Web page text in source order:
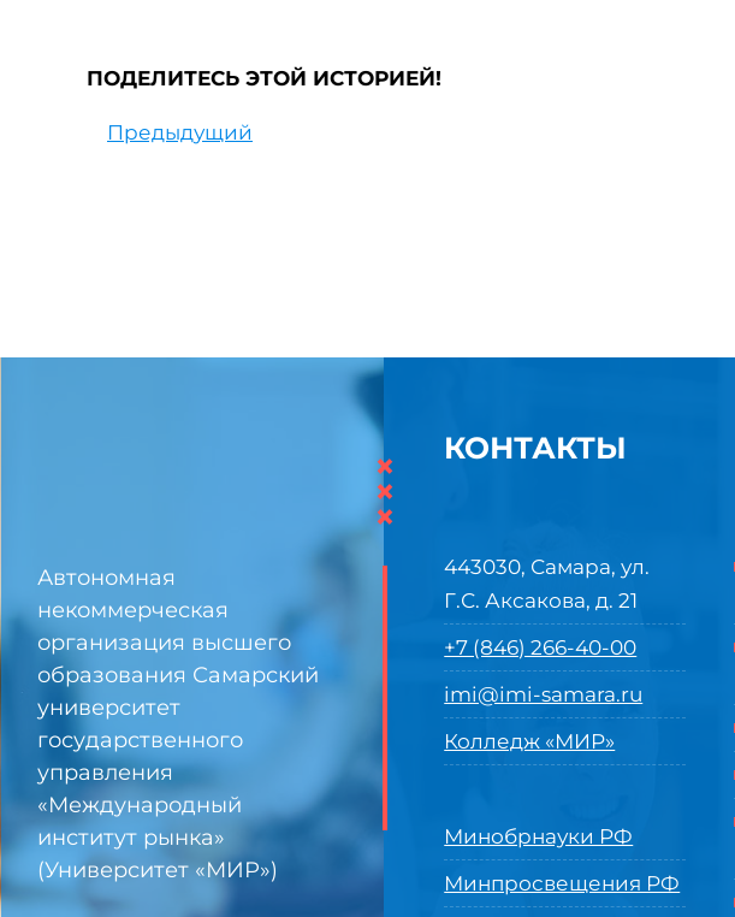
ПОДЕЛИТЕСЬ ЭТОЙ ИСТОРИЕЙ!
Предыдущий
Автономная
некоммерческая
организация высшего
образования Самарский
университет
государственного
управления
«Международный
институт рынка»
(Университет «МИР»)
×
×
×
КОНТАКТЫ
443030, Самара, ул.
Г.С. Аксакова, д. 21
+7 (846) 266-40-00
imi@imi-samara.ru
Колледж «МИР»
Минобрнауки РФ
Минпросвещения РФ